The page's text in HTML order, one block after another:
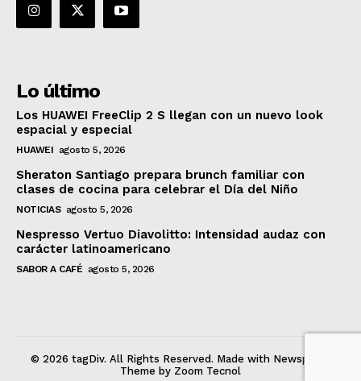
Lo último
Los HUAWEI FreeClip 2 S llegan con un nuevo look
espacial y especial
HUAWEI agosto 5, 2026
Sheraton Santiago prepara brunch familiar con
clases de cocina para celebrar el Día del Niño
NOTICIAS agosto 5, 2026
Nespresso Vertuo Diavolitto: Intensidad audaz con
carácter latinoamericano
SABOR A CAFÉ agosto 5, 2026
© 2026 tagDiv. All Rights Reserved. Made with Newspaper
Theme by Zoom Tecnol